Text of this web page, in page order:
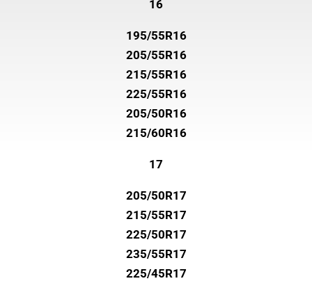
16
195/55R16
205/55R16
215/55R16
225/55R16
205/50R16
215/60R16
17
205/50R17
215/55R17
225/50R17
235/55R17
225/45R17